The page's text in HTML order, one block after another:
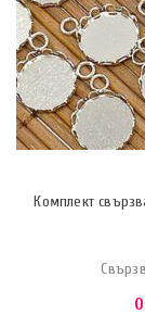
Комплект